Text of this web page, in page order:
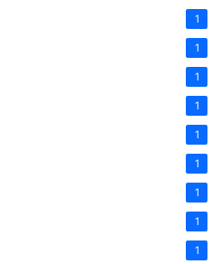
1
1
1
1
1
1
1
1
1